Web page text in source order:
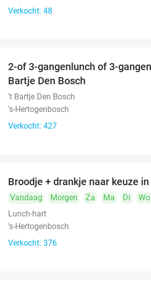
Verkocht: 48
2-of 3-gangenlunch of 3-
Bartje Den Bosch
't Bartje Den Bosch
's-Hertogenbosch
Verkocht: 427
Broodje + drankje naar keuze
Vandaag Morgen Za Ma Di
Wo
Lunch-hart
's-Hertogenbosch
Verkocht: 376